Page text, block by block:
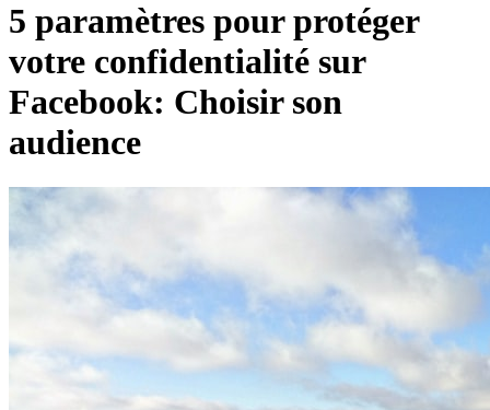
5 paramètres pour protéger
votre confidentialité sur
Facebook: Choisir son
audience